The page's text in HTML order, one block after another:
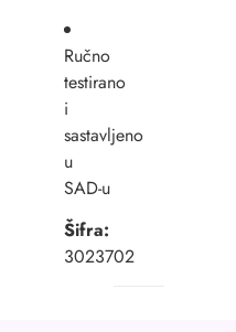
Ručno
testirano
i
sastavljeno
u
SAD-u
Šifra:
3023702